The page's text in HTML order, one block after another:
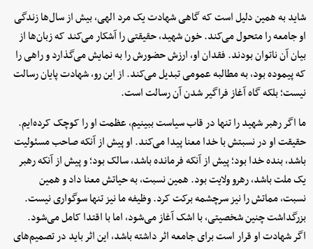
شاید به همین دلیل است که گاهی شهادت یک مرد الهی، بیش از سال‌ها زندگی
او جامعه را متحول می‌کند. خون شهید، حقیقتی را آشکار می‌کند که زبان‌ها از
بیان آن ناتوان بودند. فقدان او، ارزش حضورش را به نمایش می‌گذارد و راهی را
که پیموده بود، به مطالبه عمومی تبدیل می‌کند. از این رو، شهادت پایان رسالت
نیست؛ بلکه گاه آغاز فراگیر شدن آن رسالت است.
ما اگر رهبر شهید را تنها در قاب سیاست ببینیم، عظمت او را کوچک کرده‌ایم.
حقیقت او در نسبتش با خدا معنا پیدا می‌کند. او پیش از آنکه صاحب مسئولیت
باشد، بنده خدا بود؛ پیش از آنکه فرمانده باشد، سالک بود؛ و پیش از آنکه رهبر
یک ملت باشد، رهرو ولایت بود. همین نسبت، به حیاتش معنا داد و همین
نسبت، مماتش را نیز سرچشمه برکت کرد. وظیفه ما نیز تنها سوگواری نیست.
بزرگداشت چنین شخصیتی، با اشک آغاز می‌شود، اما با اقتدا کامل می‌شود.
اگر شهادت او قرار است برای جامعه اثر داشته باشد، این اثر باید در تصمیم‌های